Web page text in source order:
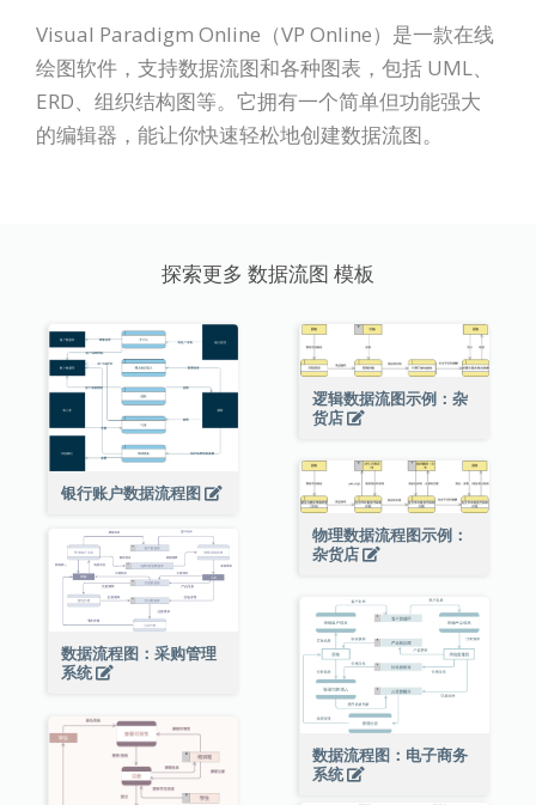
Visual Paradigm Online（VP Online）是一款在线
绘图软件，支持数据流图和各种图表，包括 UML、
ERD、组织结构图等。它拥有一个简单但功能强大
的编辑器，能让你快速轻松地创建数据流图。
探索更多 数据流图 模板
银行账户数据流程图
逻辑数据流图示例：杂
货店
物理数据流程图示例：
杂货店
数据流程图：采购管理
系统
数据流程图：电子商务
系统